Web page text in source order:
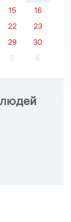
15
16
22
23
29
30
5 6